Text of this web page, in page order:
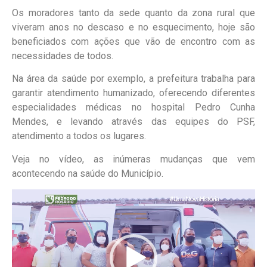
Os moradores tanto da sede quanto da zona rural que
viveram anos no descaso e no esquecimento, hoje são
beneficiados com ações que vão de encontro com as
necessidades de todos.
Na área da saúde por exemplo, a prefeitura trabalha para
garantir atendimento humanizado, oferecendo diferentes
especialidades médicas no hospital Pedro Cunha
Mendes, e levando através das equipes do PSF,
atendimento a todos os lugares.
Veja no vídeo, as inúmeras mudanças que vem
acontecendo na saúde do Município.
vídeo